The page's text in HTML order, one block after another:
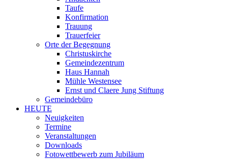
Taufe
Konfirmation
Trauung
Trauerfeier
Orte der Begegnung
Christuskirche
Gemeindezentrum
Haus Hannah
Mühle Westensee
Ernst und Claere Jung Stiftung
Gemeindebüro
HEUTE
Neuigkeiten
Termine
Veranstaltungen
Downloads
Fotowettbewerb zum Jubiläum